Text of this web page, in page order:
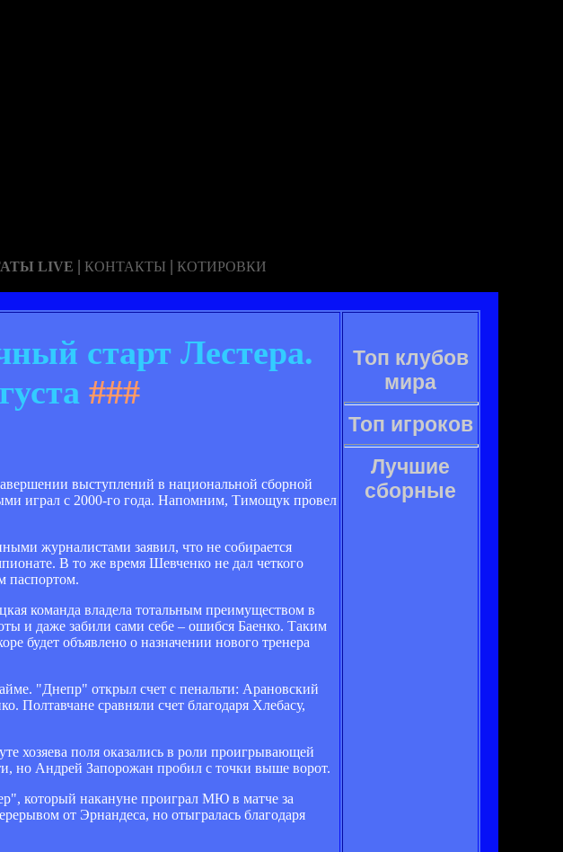
LIVE | КОНТАКТЫ | КОТИРОВКИ
старт Лестера.
###
выступлений в национальной сборной
играл с 2000-го года. Напомним, Тимощук провел
журналистами заявил, что не собирается
В то же время Шевченко не дал четкого
паспортом.
команда владела тотальным преимуществом в
и даже забили сами себе – ошибся Баенко. Таким
будет объявлено о назначении нового тренера
"Днепр" открыл счет с пенальти: Арановский
Полтавчане сравняли счет благодаря Хлебасу,
хозяева поля оказались в роли проигрывающей
но Андрей Запорожан пробил с точки выше ворот.
который накануне проиграл МЮ в матче за
от Эрнандеса, но отыгралась благодаря
Топ клубов
мира
Топ игроков
Лучшие
сборные